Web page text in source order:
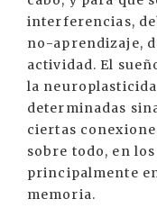
interferencias,
no-aprendizaje,
actividad. El
la
determinadas
ciertas
sobre todo, en
principalmente
memoria.